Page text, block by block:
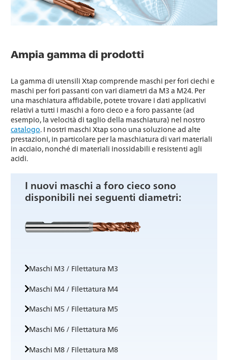
Ampia gamma di prodotti
La gamma di utensili Xtap comprende maschi per fori ciechi e
maschi per fori passanti con vari diametri da M3 a M24. Per
una maschiatura affidabile, potete trovare i dati applicativi
relativi a tutti i maschi a foro cieco e a foro passante (ad
esempio, la velocità di taglio della maschiatura) nel nostro
catalogo. I nostri maschi Xtap sono una soluzione ad alte
prestazioni, in particolare per la maschiatura di vari materiali
in acciaio, nonché di materiali inossidabili e resistenti agli
acidi.
I nuovi maschi a foro cieco sono
disponibili nei seguenti diametri:
Maschi M3 / Filettatura M3
Maschi M4 / Filettatura M4
Maschi M5 / Filettatura M5
Maschi M6 / Filettatura M6
Maschi M8 / Filettatura M8